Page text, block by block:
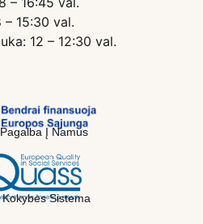
– 15:30 val.
12 – 12:30 val.
Į Namus
Kokybės Sistema